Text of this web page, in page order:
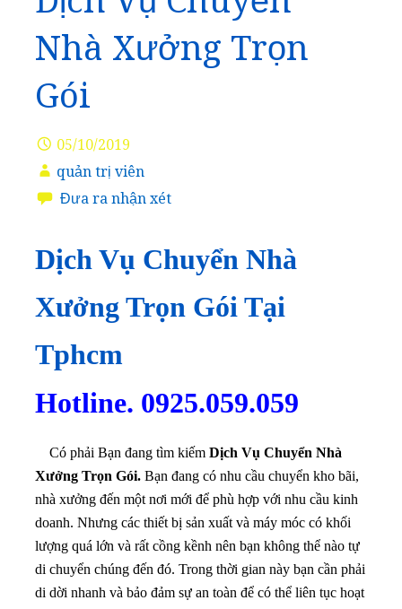
Nhà Xưởng Trọn
Gói
05/10/2019
quản trị viên
Đưa ra nhận xét
Dịch Vụ Chuyển Nhà
Xưởng Trọn Gói Tại
Tphcm
Hotline. 0925.059.059
Có phải Bạn đang tìm kiếm Dịch Vụ Chuyển Nhà
Xưởng Trọn Gói. Bạn đang có nhu cầu chuyển kho bãi,
nhà xưởng đến một nơi mới để phù hợp với nhu cầu kinh
doanh. Nhưng các thiết bị sản xuất và máy móc có khối
lượng quá lớn và rất cồng kềnh nên bạn không thể nào tự
di chuyển chúng đến đó. Trong thời gian này bạn cần phải
di dời nhanh và bảo đảm sự an toàn để có thể liên tục hoạt